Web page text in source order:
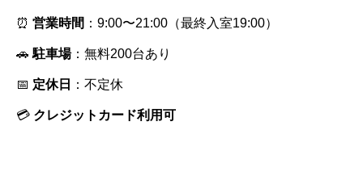
⏰ 営業時間 ：9:00〜21:00（最終入室19:00）
🚗 駐車場：無料200台あり
📅 定休日 ：不定休
💳 クレジットカード利用可